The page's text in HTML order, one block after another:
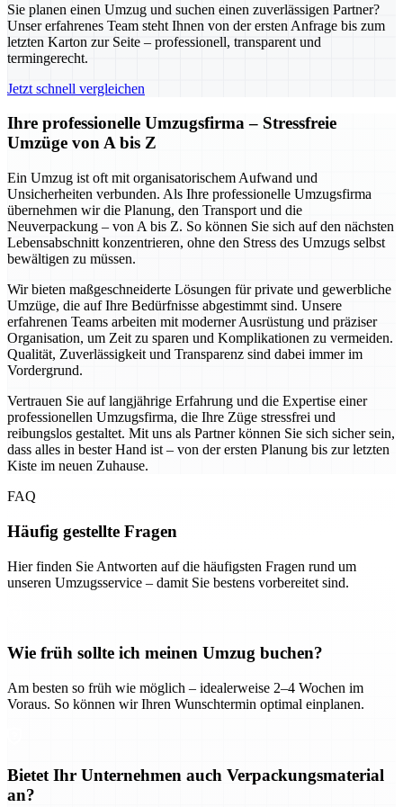
Sie planen einen Umzug und suchen einen zuverlässigen Partner?
Unser erfahrenes Team steht Ihnen von der ersten Anfrage bis zum
letzten Karton zur Seite – professionell, transparent und
termingerecht.
Jetzt schnell vergleichen
Ihre professionelle Umzugsfirma – Stressfreie
Umzüge von A bis Z
Ein Umzug ist oft mit organisatorischem Aufwand und
Unsicherheiten verbunden. Als Ihre professionelle Umzugsfirma
übernehmen wir die Planung, den Transport und die
Neuverpackung – von A bis Z. So können Sie sich auf den nächsten
Lebensabschnitt konzentrieren, ohne den Stress des Umzugs selbst
bewältigen zu müssen.
Wir bieten maßgeschneiderte Lösungen für private und gewerbliche
Umzüge, die auf Ihre Bedürfnisse abgestimmt sind. Unsere
erfahrenen Teams arbeiten mit moderner Ausrüstung und präziser
Organisation, um Zeit zu sparen und Komplikationen zu vermeiden.
Qualität, Zuverlässigkeit und Transparenz sind dabei immer im
Vordergrund.
Vertrauen Sie auf langjährige Erfahrung und die Expertise einer
professionellen Umzugsfirma, die Ihre Züge stressfrei und
reibungslos gestaltet. Mit uns als Partner können Sie sich sicher sein,
dass alles in bester Hand ist – von der ersten Planung bis zur letzten
Kiste im neuen Zuhause.
FAQ
Häufig gestellte Fragen
Hier finden Sie Antworten auf die häufigsten Fragen rund um
unseren Umzugsservice – damit Sie bestens vorbereitet sind.
Wie früh sollte ich meinen Umzug buchen?
Am besten so früh wie möglich – idealerweise 2–4 Wochen im
Voraus. So können wir Ihren Wunschtermin optimal einplanen.
Bietet Ihr Unternehmen auch Verpackungsmaterial
an?